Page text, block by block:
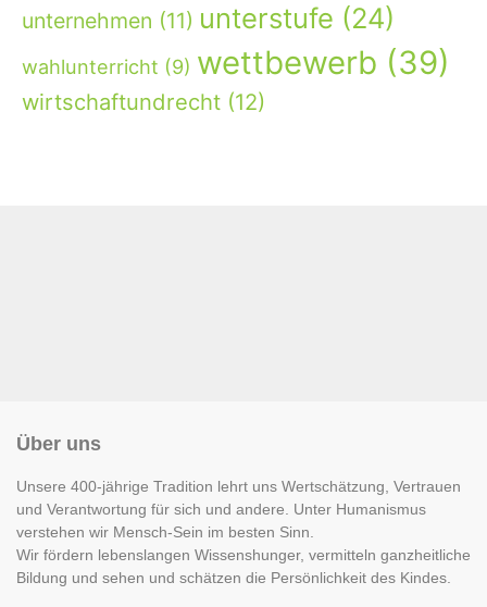
unternehmen (11) unterstufe (24)
wahlunterricht (9) wettbewerb (39)
wirtschaftundrecht (12)
Über uns
Unsere 400-jährige Tradition lehrt uns Wertschätzung, Vertrauen
und Verantwortung für sich und andere. Unter Humanismus
verstehen wir Mensch-Sein im besten Sinn.
Wir fördern lebenslangen Wissenshunger, vermitteln ganzheitliche
Bildung und sehen und schätzen die Persönlichkeit des Kindes.